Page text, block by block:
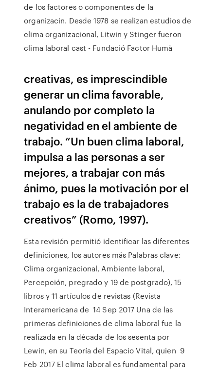
de los factores o componentes de la
organizacin. Desde 1978 se realizan estudios de
clima organizacional, Litwin y Stinger fueron
clima laboral cast - Fundació Factor Humà
creativas, es imprescindible
generar un clima favorable,
anulando por completo la
negatividad en el ambiente de
trabajo. “Un buen clima laboral,
impulsa a las personas a ser
mejores, a trabajar con más
ánimo, pues la motivación por el
trabajo es la de trabajadores
creativos” (Romo, 1997).
Esta revisión permitió identificar las diferentes
definiciones, los autores más Palabras clave:
Clima organizacional, Ambiente laboral,
Percepción, pregrado y 19 de postgrado), 15
libros y 11 artículos de revistas (Revista
Interamericana de 14 Sep 2017 Una de las
primeras definiciones de clima laboral fue la
realizada en la década de los sesenta por
Lewin, en su Teoría del Espacio Vital, quien 9
Feb 2017 El clima laboral es fundamental para